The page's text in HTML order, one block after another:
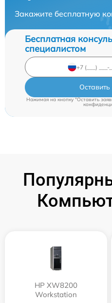
Закажите бесплатную
Бесплатная
специалистом
Нажимая на кнопку "Оставить
HP XW8200
Workstation